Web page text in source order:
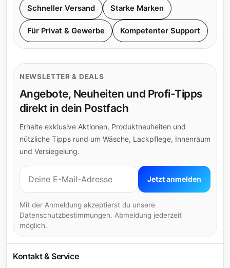
Schneller Versand Starke Marken
Für Privat & Gewerbe Kompetenter Support
NEWSLETTER & DEALS
Angebote, Neuheiten und Profi-Tipps
direkt in dein Postfach
Erhalte exklusive Aktionen, Produktneuheiten und
nützliche Tipps rund um Wäsche, Lackpflege, Innenraum
und Versiegelung.
E-Mail-Adresse
Jetzt anmelden
Mit der Anmeldung akzeptierst du unsere
Datenschutzbestimmungen. Abmeldung jederzeit
möglich.
Kontakt & Service